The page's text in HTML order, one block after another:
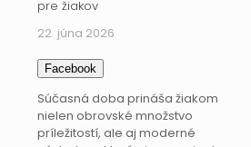
pre žiakov
22. júna 2026
Facebook
Súčasná doba prináša žiakom
nielen obrovské množstvo
príležitostí, ale aj moderné